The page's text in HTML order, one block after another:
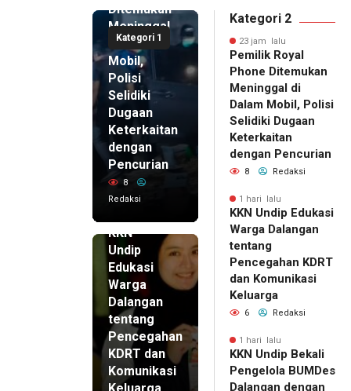
Kategori 1
Ditemukan
Meninggal
di Dalam
Mobil,
Polisi
Selidiki
Dugaan
Keterkaitan
dengan
Pencurian
8
Redaksi
KKN
Undip
Edukasi
Warga
Dalangan
tentang
Pencegahan
KDRT dan
Komunikasi
Kategori 2
23 jam lalu
Pemilik Royal
Phone Ditemukan
Meninggal di
Dalam Mobil, Polisi
Selidiki Dugaan
Keterkaitan
dengan Pencurian
8 Redaksi
1 hari lalu
KKN Undip Edukasi
Warga Dalangan
tentang
Pencegahan KDRT
dan Komunikasi
Keluarga
6 Redaksi
1 hari lalu
KKN Undip Bekali
Pengelola BUMDes
Dalangan dengan